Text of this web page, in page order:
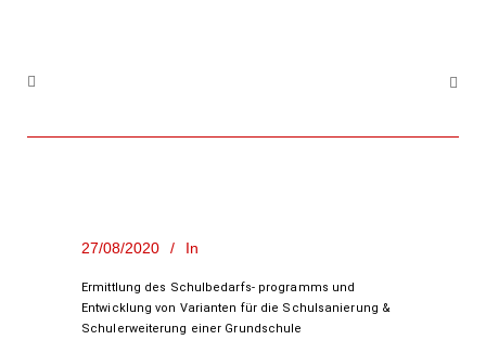
27/08/2020 In
Ermittlung des Schulbedarfs- programms und
Entwicklung von Varianten für die Schulsanierung &
Schulerweiterung einer Grundschule